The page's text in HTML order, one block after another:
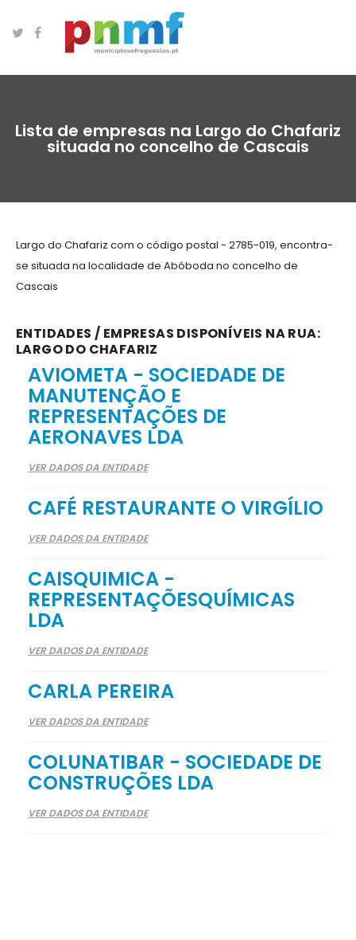
Lista de empresas na Largo do Chafariz
situada no concelho de Cascais
Largo do Chafariz com o código postal - 2785-019, encontra-
se situada na localidade de Abóboda no concelho de
Cascais
ENTIDADES / EMPRESAS DISPONÍVEIS NA RUA:
LARGO DO CHAFARIZ
AVIOMETA - SOCIEDADE DE
MANUTENÇÃO E
REPRESENTAÇÕES DE
AERONAVES LDA
VER DADOS DA ENTIDADE
CAFÉ RESTAURANTE O VIRGÍLIO
VER DADOS DA ENTIDADE
CAISQUIMICA -
REPRESENTAÇÕESQUÍMICAS
LDA
VER DADOS DA ENTIDADE
CARLA PEREIRA
VER DADOS DA ENTIDADE
COLUNATIBAR - SOCIEDADE DE
CONSTRUÇÕES LDA
VER DADOS DA ENTIDADE